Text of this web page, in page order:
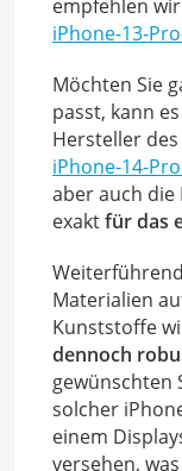
empfehlen
iPhone-13-
Möchten Sie
passt, kann
Hersteller
iPhone-14-
aber auch
exaktfür das
Materialien
Kunststoffe
dennoch
gewünschten
solcher
einem
versehen,